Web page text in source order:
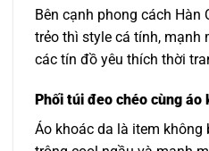
Bên cạnh phong cách Hàn
trẻo thì style cá tính, mạnh
các tín đồ yêu thích thời
Phối túi đeo chéo cùng áo
Áo khoác da là item